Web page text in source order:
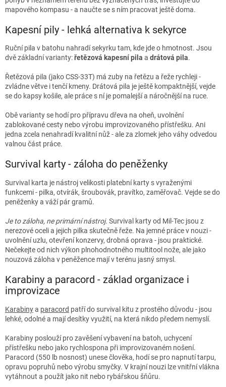
mapového kompasu - a naučte se s ním pracovat ještě doma.
Kapesní pily - lehká alternativa k sekyrce
Ruční pila v batohu nahradí sekyrku tam, kde jde o hmotnost. Jsou
dvě základní varianty:řetězová kapesní pila a drátová pila.
Řetězová pila (jako CSS-33T) má zuby na řetězu a řeže rychleji -
zvládne větve i tenčí kmeny. Drátová pila je ještě kompaktnější, vejde
se do kapsy košile, ale práce s ní je pomalejší a náročnější na ruce.
Obě varianty se hodí pro přípravu dřeva na oheň, uvolnění
zablokované cesty nebo výrobu improvizovaného přístřešku. Ani
jedna zcela nenahradí kvalitní nůž - ale za zlomek jeho váhy odvedou
valnou část práce.
Survival karty - záloha do peněženky
Survival karta je nástroj velikosti platební karty s vyraženými
funkcemi - pilka, otvírák, šroubovák, pravítko, zaměřovač. Vejde se do
peněženky a váží pár gramů.
Je to záloha, ne primární nástroj. Survival karty od Mil-Tec jsou z
nerezové oceli a jejich pilka skutečně řeže. Na jemné práce v nouzi -
uvolnění uzlu, otevření konzervy, drobná oprava - jsou praktické.
Nečekejte od nich výkon plnohodnotného multitool nože, ale jako
nouzová záloha v peněžence mají v terénu jasný smysl.
Karabiny a paracord - základ organizace i
improvizace
Karabinya paracord patří do survival kitu z prostého důvodu - jsou
lehké, odolné a mají desítky využití, na která nikdo předem nemyslí.
Karabiny poslouží pro zavěšení vybavení na batoh, uchycení
přístřešku nebo jako rychlospona při improvizovaném nošení.
Paracord (550 lb nosnost) unese člověka, hodí se pro napnutí tarpu,
opravu popruhů nebo výrobu smyčky. V krajní nouzi lze vnitřní vlákna
vytáhnout a použít jako nit nebo rybářskou šňůru.